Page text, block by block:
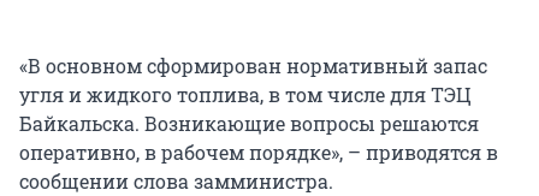
«В основном сформирован нормативный запас
угля и жидкого топлива, в том числе для ТЭЦ
Байкальска. Возникающие вопросы решаются
оперативно, в рабочем порядке», – приводятся в
сообщении слова замминистра.